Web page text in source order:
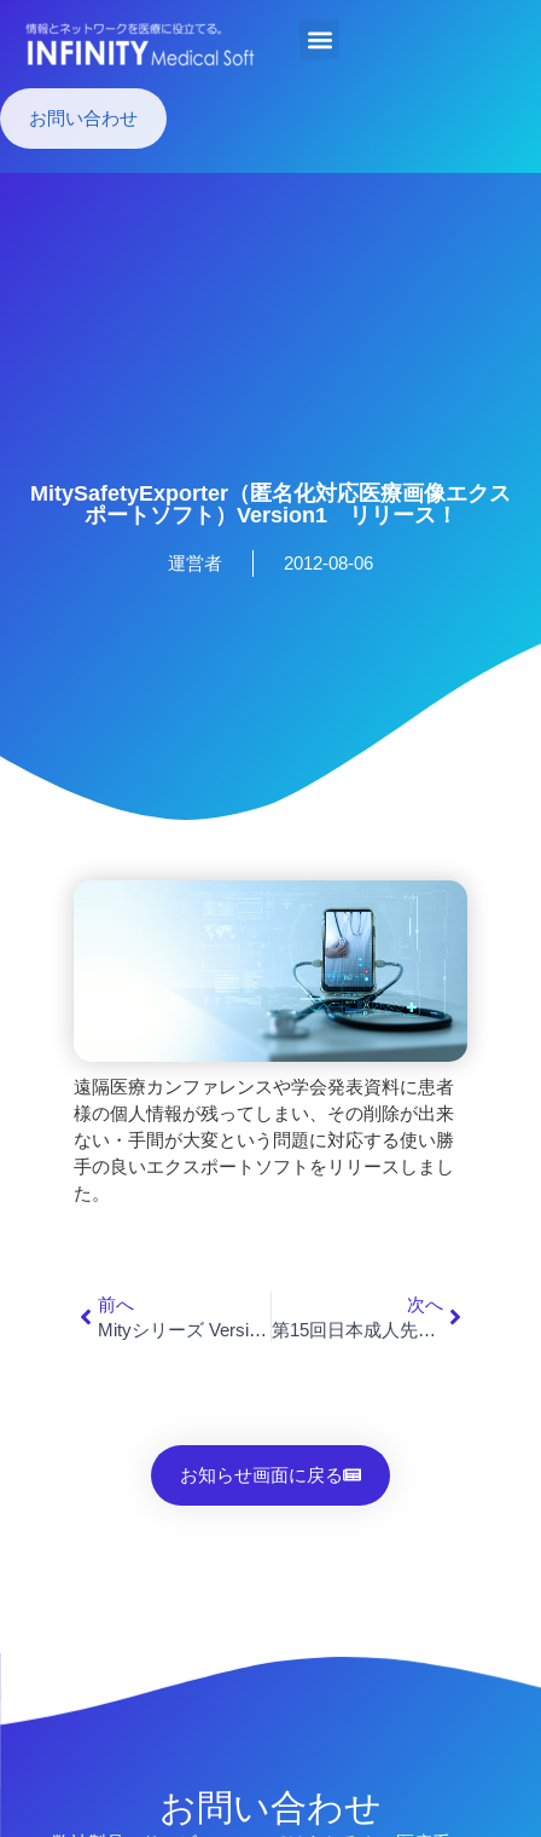
お問い合わせ
MitySafetyExporter（匿名化対応医療画像エクス
ポートソフト）Version1 リリース！
運営者 2012-08-06
遠隔医療カンファレンスや学会発表資料に患者
様の個人情報が残ってしまい、その削除が出来
ない・手間が大変という問題に対応する使い勝
手の良いエクスポートソフトをリリースしまし
た。
前へ
Mityシリーズ Version 9ソフトウェアをリリースしました！
次へ
第15回日本成人先天性心疾患学会総会・学術集会 出展のご案内
お知らせ画面に戻る
お問い合わせ